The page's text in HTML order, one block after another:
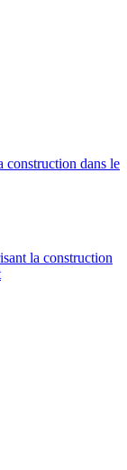
construction dans le
la construction